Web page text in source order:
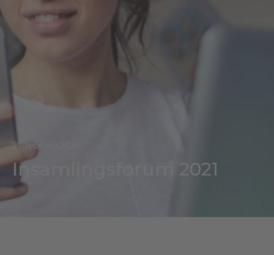
27 februari 2021
Insamlingsforum 2021